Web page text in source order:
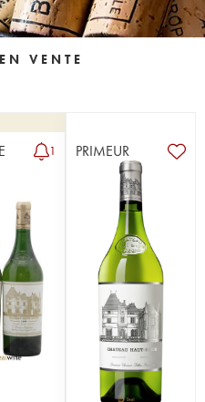
VENTE
1 PRIMEUR